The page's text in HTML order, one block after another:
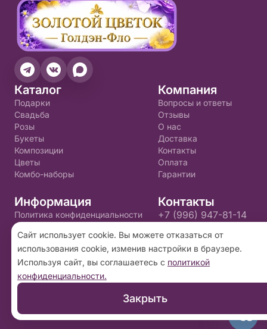
Каталог
Подарки
Свадьба
Розы
Букеты
Композиции
Цветы
Комбо-наборы
Компания
Вопросы и ответы
Отзывы
О нас
Доставка
Контакты
Оплата
Гарантии
Информация
Политика конфиденциальности
Пользовательское соглашение
Контакты
+7 (996) 947-81-14
2026 ©«Золотой цветок»- Интернет-магазин
доставки цветов в Пскове. Сайт создан на
платформеФлория.
Сайт использует cookie. Вы можете отказаться от
использования cookie, изменив настройки в браузере.
Используя сайт, вы соглашаетесь с политикой
конфиденциальности.
Закрыть